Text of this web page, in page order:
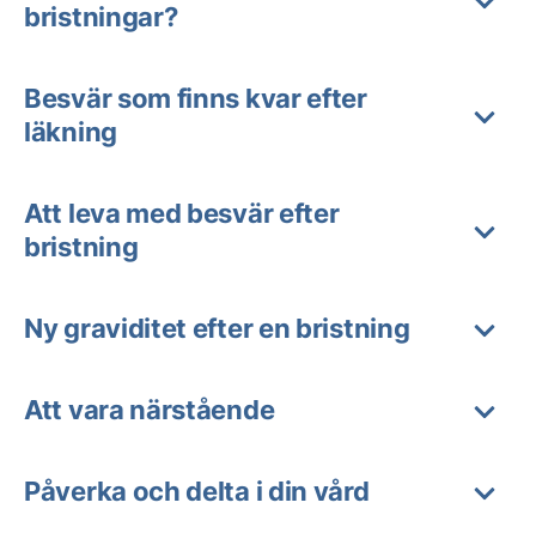
bristningar?
Besvär som finns kvar efter
läkning
Att leva med besvär efter
bristning
Ny graviditet efter en bristning
Att vara närstående
Påverka och delta i din vård